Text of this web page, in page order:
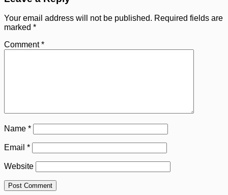
Your email address will not be published. Required fields are
marked *
Comment*
Name *
Email *
Website